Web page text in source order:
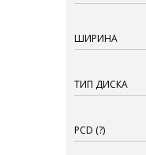
ШИРИНА
ТИП ДИСКА
PCD (?)